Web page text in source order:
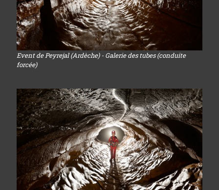
Event de Peyrejal (Ardèche) - Galerie des tubes (conduite
forcée)